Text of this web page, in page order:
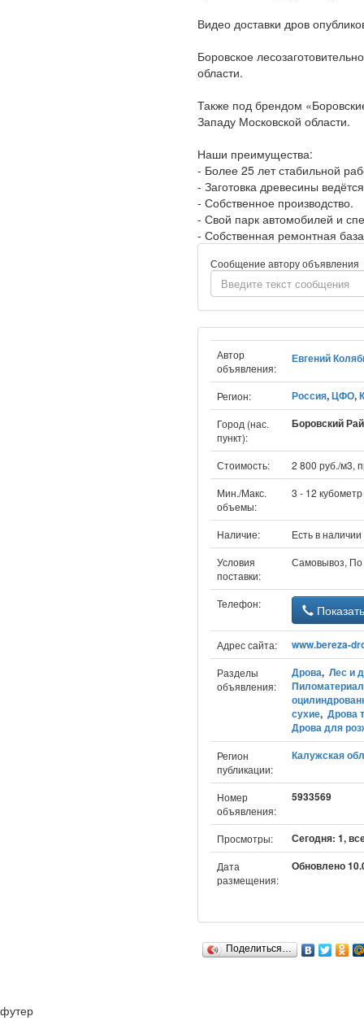
Видео доставки дров
Боровское
области.
Также под брендом
Западу Московской области.
Наши преимущества:
- Более 25 лет стабильной
- Заготовка древесины
- Собственное производство.
- Свой парк автомобилей и
- Собственная ремонтная
Сообщение автору объявления
Автор
объявления:
Евгений
Регион: Россия,ЦФО,
Город (нас.
пункт):
Боровский
Стоимость:
2 800 руб./м3,
Мин./Макс.
объемы:
3 - 12 кубометр
Наличие:
Есть в
Условия
поставки:
Самовывоз,
Телефон:
Адрес сайта: www.bereza-
Разделы
объявления:
Дрова, Лес и
сухие, Дрова
Дрова для
Регион
публикации:
Калужская
Номер
объявления:
5933569
Просмотры: Сегодня: 1,
Дата
размещения:
Обновлено
Поделиться…
футер